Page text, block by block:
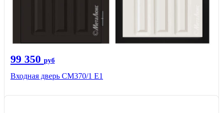
99 350 руб
Входная дверь СМ370/1 Е1